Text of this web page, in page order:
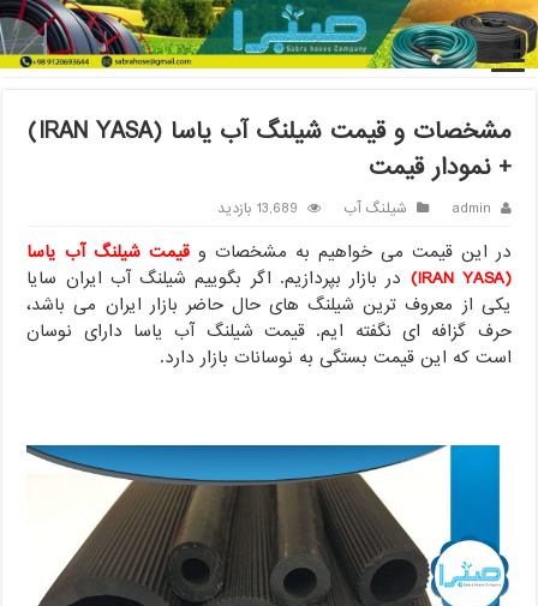
خانه / شیلنگ آب /
مشخصات و قیمت شیلنگ آب یاسا (IRAN YASA) +
نمودار قیمت
مشخصات و قیمت شیلنگ آب یاسا (IRAN YASA)
+ نمودار قیمت
admin شیلنگ آب 13,689 بازدید
در این قیمت می خواهیم به مشخصات و قیمت شیلنگ آب یاسا
(IRAN YASA)
در بازار بپردازیم. اگر بگوییم شیلنگ آب ایران سایا
یکی از معروف ترین شیلنگ های حال حاضر بازار ایران می باشد،
حرف گزافه ای نگفته ایم. قیمت شیلنگ آب یاسا دارای نوسان
است که این قیمت بستگی به نوسانات بازار دارد.